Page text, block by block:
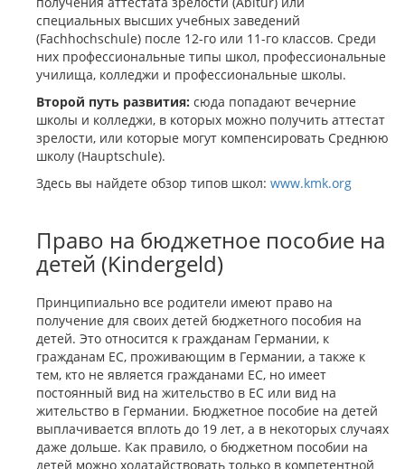
специальных высших учебных заведений
(Fachhochschule) после 12-го или 11-го классов. Среди
них профессиональные типы школ, профессиональные
училища, колледжи и профессиональные школы.
Второй путь развития: сюда попадают вечерние
школы и колледжи, в которых можно получить аттестат
зрелости, или которые могут компенсировать Среднюю
школу (Hauptschule).
Здесь вы найдете обзор типов школ: www.kmk.org
Право на бюджетное пособие на
детей (Kindergeld)
Принципиально все родители имеют право на
получение для своих детей бюджетного пособия на
детей. Это относится к гражданам Германии, к
гражданам ЕС, проживающим в Германии, а также к
тем, кто не является гражданами ЕС, но имеет
постоянный вид на жительство в ЕС или вид на
жительство в Германии. Бюджетное пособие на детей
выплачивается вплоть до 19 лет, а в некоторых случаях
даже дольше. Как правило, о бюджетном пособии на
детей можно ходатайствовать только в компетентной